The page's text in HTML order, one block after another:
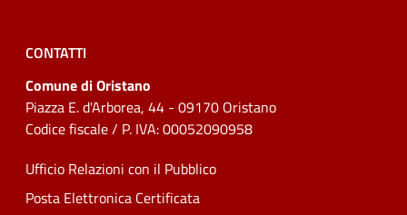
CONTATTI
Comune di Oristano
Piazza E. d'Arborea, 44 - 09170 Oristano
Codice fiscale / P. IVA: 00052090958
Ufficio Relazioni con il Pubblico
Posta Elettronica Certificata